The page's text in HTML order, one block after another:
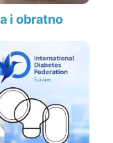
i obratno